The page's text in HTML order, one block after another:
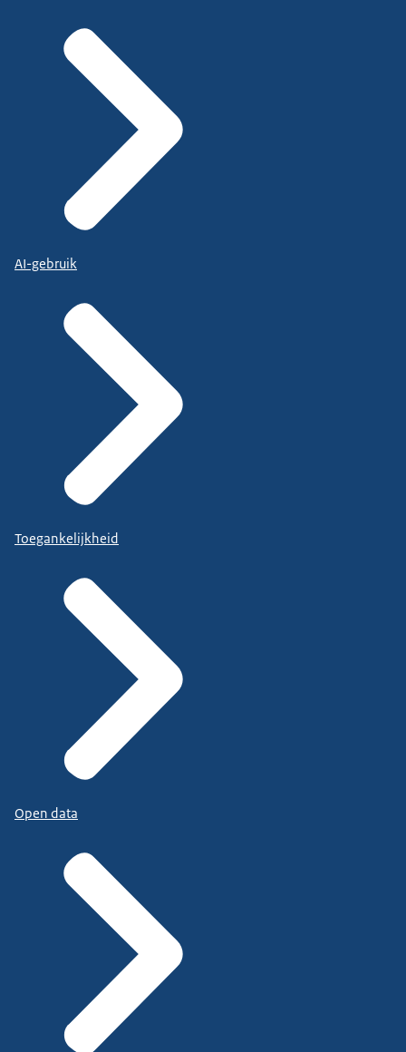
AI-gebruik
Toegankelijkheid
Open data